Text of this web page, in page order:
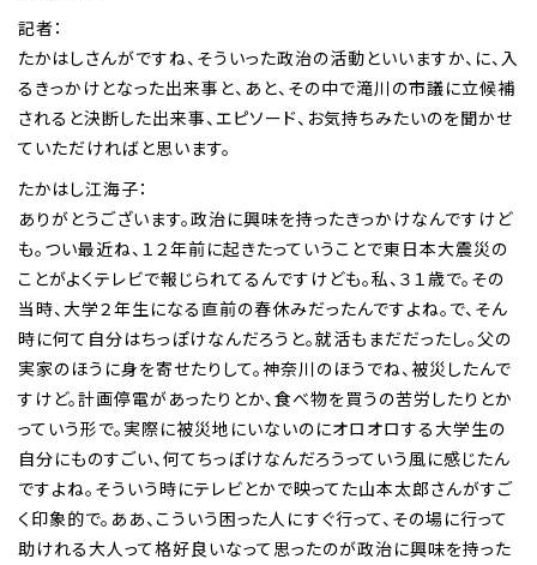
記者：
たかはしさんがですね、そういった政治の活動といいますか、に、入
るきっかけとなった出来事と、あと、その中で滝川の市議に立候補
されると決断した出来事、エピソード、お気持ちみたいのを聞かせ
ていただければと思います。
たかはし江海子：
ありがとうございます。政治に興味を持ったきっかけなんですけど
も。つい最近ね、１２年前に起きたっていうことで東日本大震災の
ことがよくテレビで報じられてるんですけども。私、３１歳で。その
当時、大学２年生になる直前の春休みだったんですよね。で、そん
時に何て自分はちっぽけなんだろうと。就活もまだだったし。父の
実家のほうに身を寄せたりして。神奈川のほうでね、被災したんで
すけど。計画停電があったりとか、食べ物を買うの苦労したりとか
っていう形で。実際に被災地にいないのにオロオロする大学生の
自分にものすごい、何てちっぽけなんだろうっていう風に感じたん
ですよね。そういう時にテレビとかで映ってた山本太郎さんがすご
く印象的で。ああ、こういう困った人にすぐ行って、その場に行って
助けれる大人って格好良いなって思ったのが政治に興味を持った